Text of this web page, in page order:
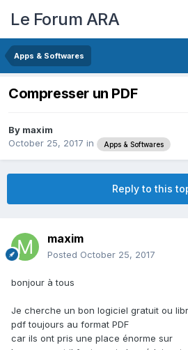
Le Forum ARA
Apps & Softwares
Compresser un PDF
By maxim
October 25, 2017 in Apps & Softwares
Reply to this
maxim
Posted October 25, 2017
bonjour à tous
Je cherche un bon logiciel gratuit ou
pdf toujours au format PDF
car ils ont pris une place énorme sur